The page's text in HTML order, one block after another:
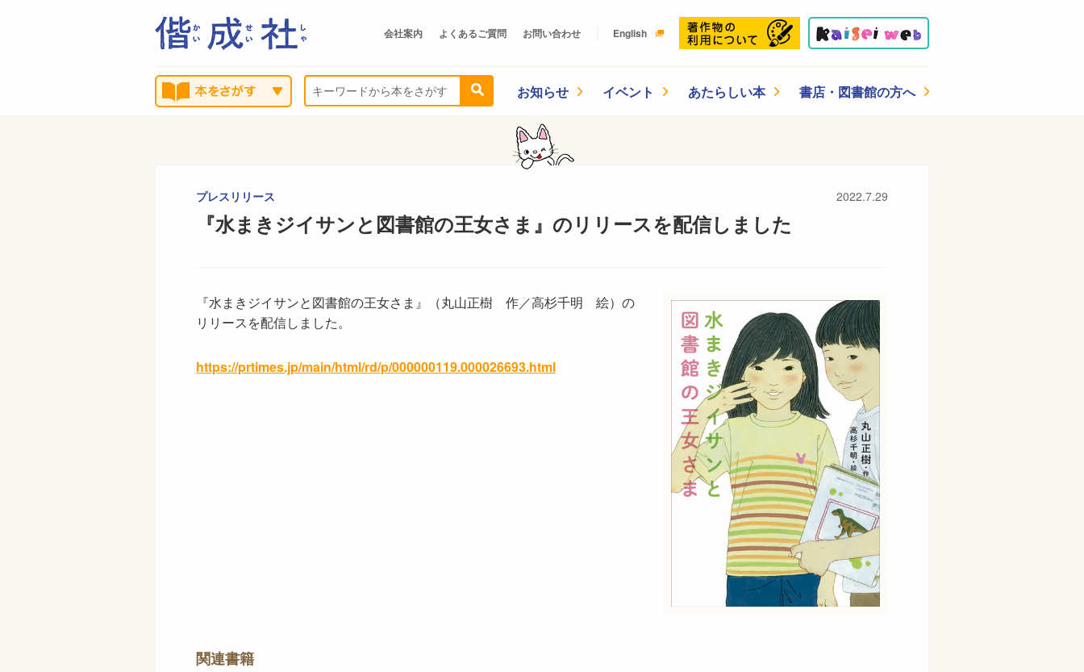
会社案内 よくあるご質問 お問い合わせ English
お知らせ イベント あたらしい本 書店・図書館の方へ
プレスリリース 2022.7.29
『水まきジイサンと図書館の王女さま』のリリースを配信しました
『水まきジイサンと図書館の王女さま』（丸山正樹 作／高杉千明 絵）の
リリースを配信しました。
https://prtimes.jp/main/html/rd/p/000000119.000026693.html
関連書籍